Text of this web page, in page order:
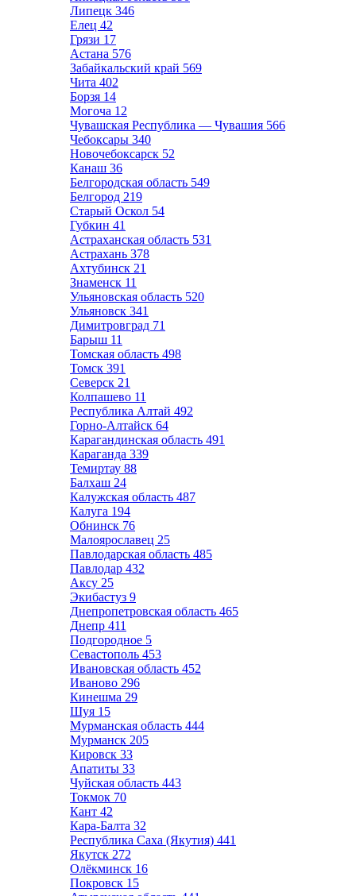
Липецк 346
Елец 42
Грязи 17
Астана 576
Забайкальский край 569
Чита 402
Борзя 14
Могоча 12
Чувашская Республика — Чувашия 566
Чебоксары 340
Новочебоксарск 52
Канаш 36
Белгородская область 549
Белгород 219
Старый Оскол 54
Губкин 41
Астраханская область 531
Астрахань 378
Ахтубинск 21
Знаменск 11
Ульяновская область 520
Ульяновск 341
Димитровград 71
Барыш 11
Томская область 498
Томск 391
Северск 21
Колпашево 11
Республика Алтай 492
Горно-Алтайск 64
Карагандинская область 491
Караганда 339
Темиртау 88
Балхаш 24
Калужская область 487
Калуга 194
Обнинск 76
Малоярославец 25
Павлодарская область 485
Павлодар 432
Аксу 25
Экибастуз 9
Днепропетровская область 465
Днепр 411
Подгородное 5
Севастополь 453
Ивановская область 452
Иваново 296
Кинешма 29
Шуя 15
Мурманская область 444
Мурманск 205
Кировск 33
Апатиты 33
Чуйская область 443
Токмок 70
Кант 42
Кара-Балта 32
Республика Саха (Якутия) 441
Якутск 272
Олёкминск 16
Покровск 15